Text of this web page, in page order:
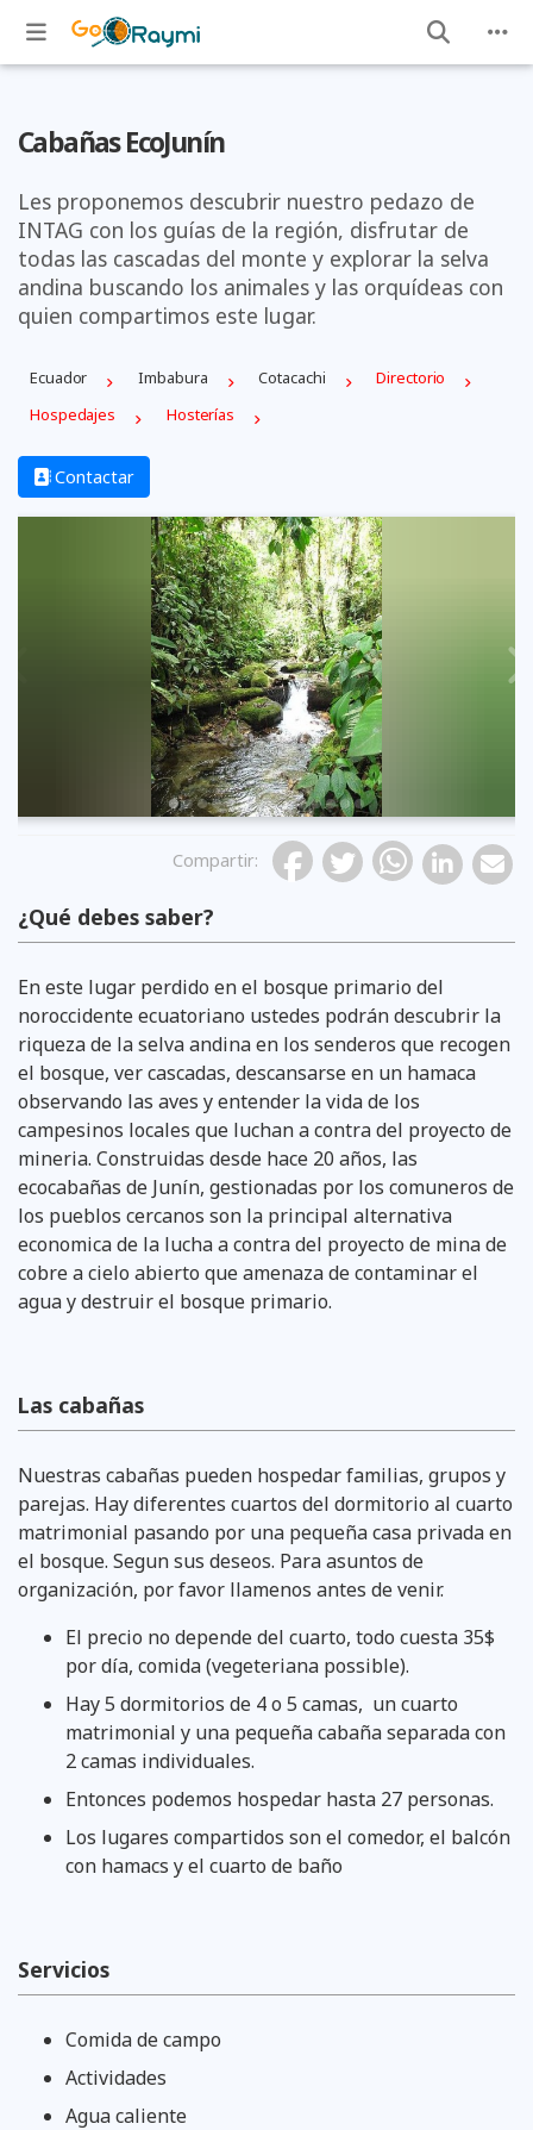
Cabañas EcoJunín
Les proponemos descubrir nuestro pedazo de
INTAG con los guías de la región, disfrutar de
todas las cascadas del monte y explorar la selva
andina buscando los animales y las orquídeas con
quien compartimos este lugar.
Ecuador Imbabura Cotacachi
Directorio
Hospedajes
Hosterías
Contactar
Previous
Compartir:
¿Qué debes saber?
En este lugar perdido en el bosque primario del
noroccidente ecuatoriano ustedes podrán descubrir la
riqueza de la selva andina en los senderos que recogen
el bosque, ver cascadas, descansarse en un hamaca
observando las aves y entender la vida de los
campesinos locales que luchan a contra del proyecto de
mineria. Construidas desde hace 20 años, las
ecocabañas de Junín, gestionadas por los comuneros de
los pueblos cercanos son la principal alternativa
economica de la lucha a contra del proyecto de mina de
cobre a cielo abierto que amenaza de contaminar el
agua y destruir el bosque primario.
Las cabañas
Nuestras cabañas pueden hospedar familias, grupos y
parejas. Hay diferentes cuartos del dormitorio al cuarto
matrimonial pasando por una pequeña casa privada en
el bosque. Segun sus deseos. Para asuntos de
organización, por favor llamenos antes de venir.
El precio no depende del cuarto, todo cuesta 35$
por día, comida (vegeteriana possible).
​Hay 5 dormitorios de 4 o 5 camas, un cuarto
matrimonial y una pequeña cabaña separada con
2 camas individuales.
Entonces podemos hospedar hasta 27 personas.
​Los lugares compartidos son el comedor, el balcón
con hamacs y el cuarto de baño
Servicios
Comida de campo
Actividades
Agua caliente